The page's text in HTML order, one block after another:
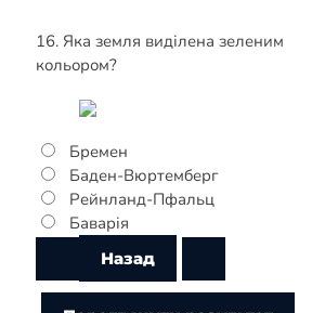
16. Яка земля виділена зеленим
кольором?
Бремен
Баден-Вюртемберг
Рейнланд-Пфальц
Баварія